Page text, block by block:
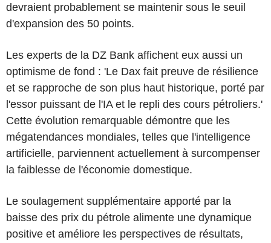
devraient probablement se maintenir sous le seuil
d'expansion des 50 points.
Les experts de la DZ Bank affichent eux aussi un
optimisme de fond : 'Le Dax fait preuve de résilience
et se rapproche de son plus haut historique, porté par
l'essor puissant de l'IA et le repli des cours pétroliers.'
Cette évolution remarquable démontre que les
mégatendances mondiales, telles que l'intelligence
artificielle, parviennent actuellement à surcompenser
la faiblesse de l'économie domestique.
Le soulagement supplémentaire apporté par la
baisse des prix du pétrole alimente une dynamique
positive et améliore les perspectives de résultats,